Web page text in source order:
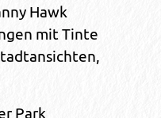
Hawk
mit Tinte
Park